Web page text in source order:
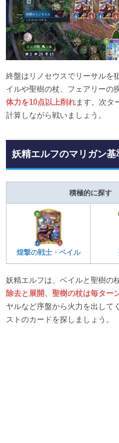
終盤はリノセウスでリーサルを
イルや聖樹の杖、フェアリーの
体力を10点以上削れ ます。次タ
計算しながら戦いましょう。
妖精エルフのマリガン基
積極的に探す
煌撃の戦士・ベイル
妖精エルフは、ベイルと聖樹の
除去と展開、聖樹の杖は毎ター
ヤルなど序盤から火力を出して
ストのカードを探しましょう。